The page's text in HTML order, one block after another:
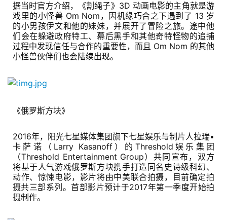
据当时官方介绍，《割绳子》3D 动画电影的主角就是游
戏里的小怪兽 Om Nom，因机缘巧合之下遇到了 13 岁
的小男孩伊文和他的妹妹，并展开了冒险之旅。途中他
们会在躲避政府特工、幕后黑手和其他奇特怪物的追捕
过程中发现信任与合作的重要性，而且 Om Nom 的其他
小怪兽伙伴们也会陆续出现。
《俄罗斯方块》
2016年，阳光七星媒体集团旗下七星娱乐与制片人拉瑞•
卡萨诺（Larry Kasanoff）的Threshold娱乐集团
（Threshold Entertainment Group）共同宣布，双方
将基于人气游戏俄罗斯方块携手打造同名史诗级科幻、
动作、惊悚 电影，影片将由中美联合拍摄，目前确定拍
摄共三部系列。首部影片预计于2017年第一季度开始拍
摄制作。